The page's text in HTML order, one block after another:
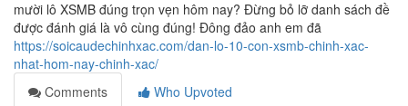
mười lô XSMB đúng trọn vẹn hôm nay? Đừng bỏ lỡ danh sách đề
được đánh giá là vô cùng đúng! Đông đảo anh em đã
https://soicaudechinhxac.com/dan-lo-10-con-xsmb-chinh-xac-
nhat-hom-nay-chinh-xac/
Comments
Who Upvoted